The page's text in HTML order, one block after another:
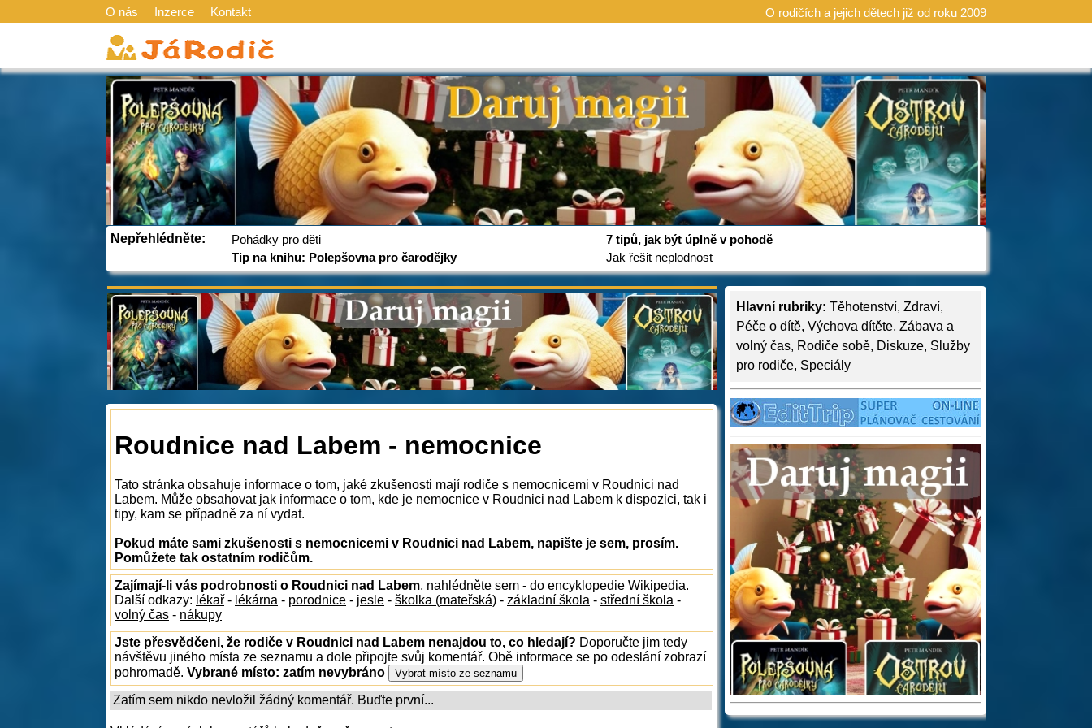
O nás Inzerce Kontakt O rodičích a jejich dětech již od roku 2009
Nepřehlédněte:
Pohádky pro děti
Tip na knihu: Polepšovna pro čarodějky
7 tipů, jak být úplně v pohodě
Jak řešit neplodnost
Hlavní rubriky: Těhotenství, Zdraví,
Péče o dítě, Výchova dítěte, Zábava a
volný čas, Rodiče sobě, Diskuze, Služby
pro rodiče, Speciály
Roudnice nad Labem - nemocnice
Tato stránka obsahuje informace o tom, jaké zkušenosti mají rodiče s nemocnicemi v Roudnici nad
Labem. Může obsahovat jak informace o tom, kde je nemocnice v Roudnici nad Labem k dispozici, tak i
tipy, kam se případně za ní vydat.
Pokud máte sami zkušenosti s nemocnicemi v Roudnici nad Labem, napište je sem, prosím.
Pomůžete tak ostatním rodičům.
Zajímají-li vás podrobnosti o Roudnici nad Labem, nahlédněte sem - do encyklopedie Wikipedia.
Další odkazy: lékař - lékárna - porodnice - jesle - školka (mateřská) - základní škola - střední škola -
volný čas - nákupy
Jste přesvědčeni, že rodiče v Roudnici nad Labem nenajdou to, co hledají? Doporučte jim tedy
návštěvu jiného místa ze seznamu a dole připojte svůj komentář. Obě informace se po odeslání zobrazí
pohromadě. Vybrané místo: zatím nevybráno
Zatím sem nikdo nevložil žádný komentář. Buďte první...